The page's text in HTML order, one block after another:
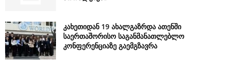
კახეთიდან 19 ახალგაზრდა ათენში
საერთაშორისო საგანმანათლებლო
კონფერენციაზე გაემგზავრა